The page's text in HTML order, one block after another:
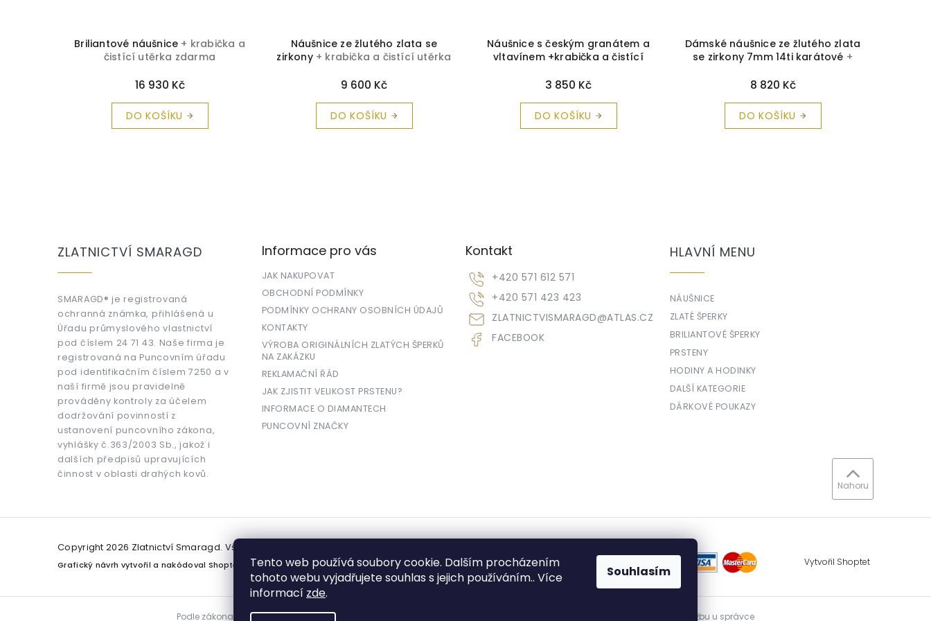
Tento web používá soubory cookie. Dalším procházením
tohoto webu vyjadřujete souhlas s jejich používáním.. Více
informací zde.
Souhlasím
Briliantové náušnice + krabička a
čistící utěrka zdarma
16 930 Kč
DO KOŠÍKU
Náušnice ze žlutého zlata se
zirkony + krabička a čistící utěrka
9 600 Kč
DO KOŠÍKU
Náušnice s českým granátem a
vltavínem +krabička a čistící
3 850 Kč
DO KOŠÍKU
Dámské náušnice ze žlutého zlata
se zirkony 7mm 14ti karátové +
8 820 Kč
DO KOŠÍKU
ZLATNICTVÍ SMARAGD
SMARAGD® je registrovaná
ochranná známka, přihlášená u
Úřadu průmyslového vlastnictví
pod číslem 24 71 43. Naše firma je
registrovaná na Puncovním úřadu
pod identifikačním číslem 7250 a v
naší firmě jsou pravidelně
prováděny kontroly za účelem
dodržování povinností z
ustanovení puncovního zákona,
vyhlášky č.363/2003 Sb., jakož i
dalších předpisů upravujících
činnost v oblasti drahých kovů.
Informace pro vás
JAK NAKUPOVAT
OBCHODNÍ PODMÍNKY
PODMÍNKY OCHRANY OSOBNÍCH ÚDAJŮ
KONTAKTY
VÝROBA ORIGINÁLNÍCH ZLATÝCH ŠPERKŮ
NA ZAKÁZKU
REKLAMAČNÍ ŘÁD
JAK ZJISTIT VELIKOST PRSTENU?
INFORMACE O DIAMANTECH
PUNCOVNÍ ZNAČKY
Kontakt
ZLATNICTVISMARAGD@ATLAS.CZ
+420 571 612 571
+420 571 423 423
FACEBOOK
HLAVNÍ MENU
NÁUŠNICE
ZLATÉ ŠPERKY
BRILIANTOVÉ ŠPERKY
PRSTENY
HODINY A HODINKY
DALŠÍ KATEGORIE
DÁRKOVÉ POUKAZY
Vytvořil Shoptet
Copyright 2026 Zlatnictví Smaragd. Všechna práva vyhrazena.
Grafický návrh vytvořil a nakódoval Shoptetak.cz
Nahoru
Podle zákona o evidenci tržeb je prodávající povinen vystavit kupujícímu účtenku. Zároveň je povinen zaevidovat přijatou tržbu u správce